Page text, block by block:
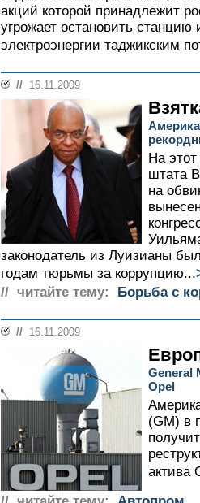
акций которой принадлежит
угрожает остановить станцию
электроэнергии таджикским
// 16.11.2009
На этот
штата
на
законодатель из Луизианы
годам тюрьмы за коррупцию...
// читайте тему: Борьба с
// 16.11.2009
General
Opel
(GM) в
актива